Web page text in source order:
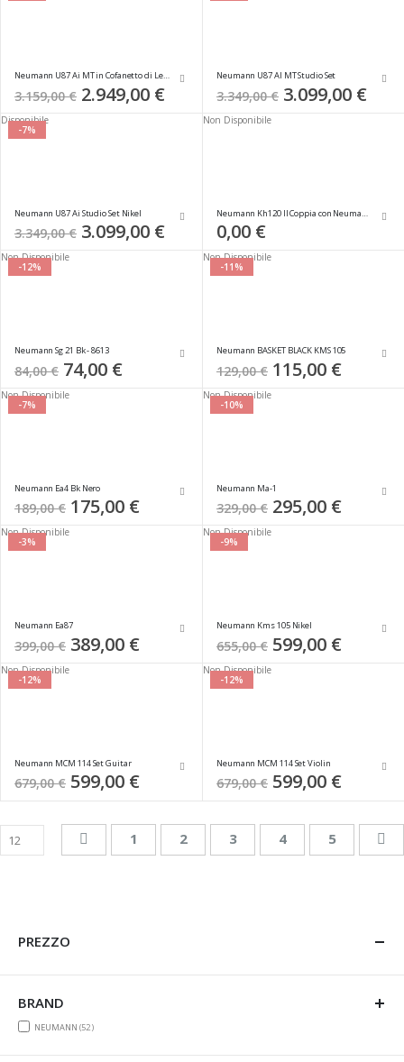
Neumann U87 Ai MT in Cofanetto di Legno
3.159,00 € Special
Price
2.949,00 €
Neumann U87 AI MT Studio Set
3.349,00 € Special
Price
3.099,00 €
-7%
Disponibile
Neumann U87 Ai Studio Set Nikel
3.349,00 € Special
Price
3.099,00 €
Non Disponibile
Neumann Kh120 II Coppia con Neumann Ma1
0,00 €
-12%
Non Disponibile
Neumann Sg 21 Bk - 8613
84,00 € Special
Price
74,00 €
-11%
Non Disponibile
Neumann BASKET BLACK KMS 105
129,00 € Special
Price
115,00 €
-7%
Non Disponibile
Neumann Ea4 Bk Nero
189,00 € Special
Price
175,00 €
-10%
Non Disponibile
Neumann Ma-1
329,00 € Special
Price
295,00 €
-3%
Non Disponibile
Neumann Ea87
399,00 € Special
Price
389,00 €
-9%
Non Disponibile
Neumann Kms 105 Nikel
655,00 € Special
Price
599,00 €
-12%
Non Disponibile
Neumann MCM 114 Set Guitar
679,00 € Special
Price
599,00 €
-12%
Non Disponibile
Neumann MCM 114 Set Violin
679,00 € Special
Price
599,00 €
PaginaPagina
Precedente
Pagina
1 Pagina
2 Attualmente stai
3 Pagina
4 Pagina
5
PREZZO
BRAND
NEUMANN 52items